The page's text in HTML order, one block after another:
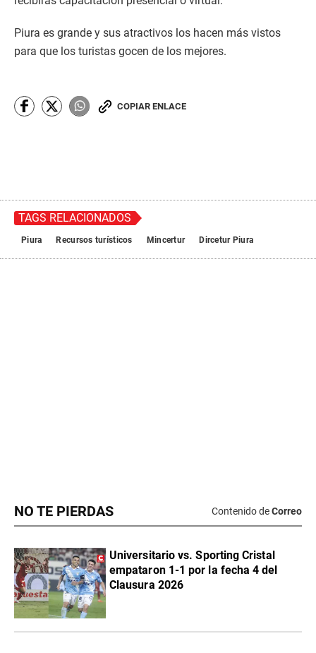
NO TE PIERDAS Contenido deCorreo
Universitario vs. Sporting Cristal
empataron 1-1 por la fecha 4 del
Clausura 2026